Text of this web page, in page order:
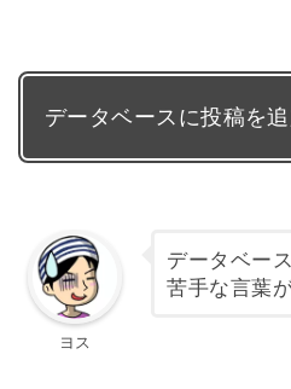
データベースに投稿を
ヨス
データベー
苦手な言葉